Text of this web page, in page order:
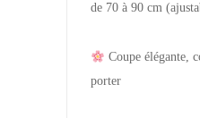
de 70 à 90 cm
Coupe élégante,
porter